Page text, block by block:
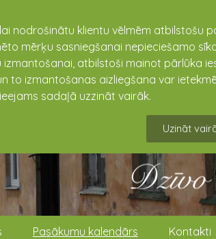
nodrošinātu klientu vēlmēm atbilstošu
mērķu sasniegšanai nepieciešamo
atbilstoši mainot pārlūka
to izmantošanas aizliegšana var
sadaļā uzzināt vairāk.
Uzināt
Pasākumu kalendārs Kontakti